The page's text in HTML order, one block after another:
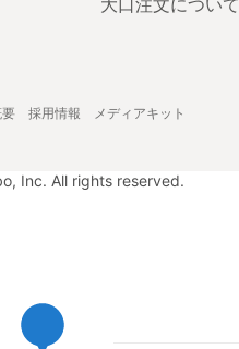
大口注文について
採用情報 メディアキット
Inc. All rights reserved.